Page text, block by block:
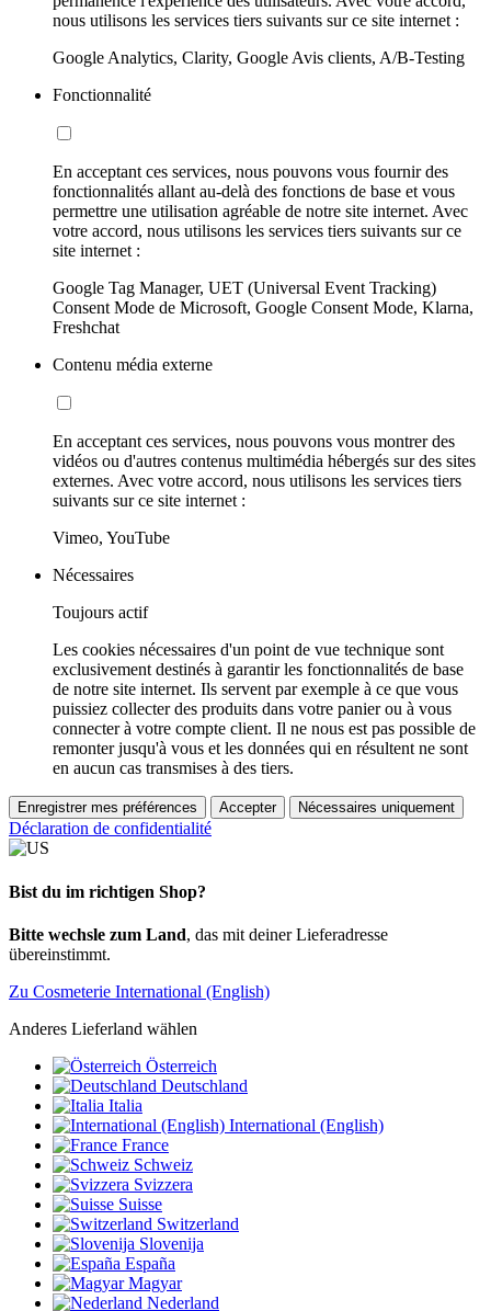
nous utilisons les services tiers suivants sur ce site internet :
Google Analytics, Clarity, Google Avis clients, A/B-Testing
Fonctionnalité
En acceptant ces services, nous pouvons vous fournir des
fonctionnalités allant au-delà des fonctions de base et vous
permettre une utilisation agréable de notre site internet. Avec
votre accord, nous utilisons les services tiers suivants sur ce
site internet :
Google Tag Manager, UET (Universal Event Tracking)
Consent Mode de Microsoft, Google Consent Mode, Klarna,
Freshchat
Contenu média externe
En acceptant ces services, nous pouvons vous montrer des
vidéos ou d'autres contenus multimédia hébergés sur des sites
externes. Avec votre accord, nous utilisons les services tiers
suivants sur ce site internet :
Vimeo, YouTube
Nécessaires
Toujours actif
Les cookies nécessaires d'un point de vue technique sont
exclusivement destinés à garantir les fonctionnalités de base
de notre site internet. Ils servent par exemple à ce que vous
puissiez collecter des produits dans votre panier ou à vous
connecter à votre compte client. Il ne nous est pas possible de
remonter jusqu'à vous et les données qui en résultent ne sont
en aucun cas transmises à des tiers.
Enregistrer mes préférences Accepter Nécessaires uniquement
Déclaration de confidentialité
Bist du im richtigen Shop?
Bitte wechsle zum Land, das mit deiner Lieferadresse
übereinstimmt.
Zu Cosmeterie International (English)
Anderes Lieferland wählen
Österreich
Deutschland
Italia
International (English)
France
Schweiz
Svizzera
Suisse
Switzerland
Slovenija
España
Magyar
Nederland